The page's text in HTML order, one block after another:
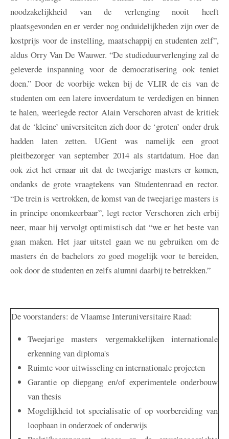
noodzakelijkheid van de verlenging nooit heeft
plaatsgevonden en er verder nog onduidelijkheden zijn over de
kostprijs voor de instelling, maatschappij en studenten zelf”,
aldus Orry Van De Wauwer. “De studieduurverlenging zal de
geleverde inspanning voor de democratisering ook teniet
doen.” Door de voorbije weken bij de VLIR de eis van de
studenten om een latere invoerdatum te verdedigen en binnen
te halen, weerlegde rector Alain Verschoren alvast de kritiek
dat de ‘kleine’ universiteiten zich door de ‘groten’ onder druk
hadden laten zetten. UGent was namelijk een groot
pleitbezorger van september 2014 als startdatum. Hoe dan
ook ziet het ernaar uit dat de tweejarige masters er komen,
ondanks de grote vraagtekens van Studentenraad en rector.
“De trein is vertrokken, de komst van de tweejarige masters is
in principe onomkeerbaar”, legt rector Verschoren zich erbij
neer, maar hij vervolgt optimistisch dat “we er het beste van
gaan maken. Het jaar uitstel gaan we nu gebruiken om de
masters én de bachelors zo goed mogelijk voor te bereiden,
ook door de studenten en zelfs alumni daarbij te betrekken.”
De voorstanders: de Vlaamse Interuniversitaire Raad:
Tweejarige masters vergemakkelijken internationale
erkenning van diploma's
Ruimte voor uitwisseling en internationale projecten
Garantie op diepgang en/of experimentele onderbouw
van thesis
Mogelijkheid tot specialisatie of op voorbereiding van
loopbaan in onderzoek of onderwijs